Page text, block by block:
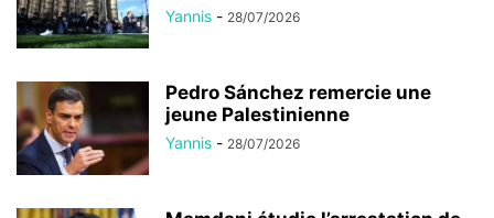
Yannis - 28/07/2026
Pedro Sánchez remercie une
jeune Palestinienne
Yannis - 28/07/2026